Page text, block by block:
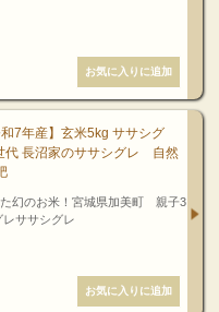
和7年産】玄米5kg ササシグ
長沼家のササシグレ 自然
幻のお米！宮城県加美町 親子3
ササシグレ